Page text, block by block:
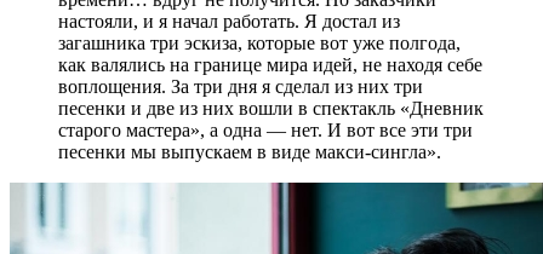
настояли, и я начал работать. Я достал из
загашника три эскиза, которые вот уже полгода,
как валялись на границе мира идей, не находя себе
воплощения. За три дня я сделал из них три
песенки и две из них вошли в спектакль «Дневник
старого мастера», а одна — нет. И вот все эти три
песенки мы выпускаем в виде макси-сингла».